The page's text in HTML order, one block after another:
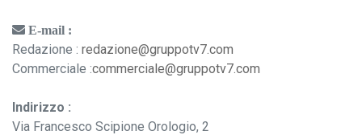
E-mail :
Redazione : redazione@gruppotv7.com
Commerciale :commerciale@gruppotv7.com
Indirizzo :
Via Francesco Scipione Orologio, 2